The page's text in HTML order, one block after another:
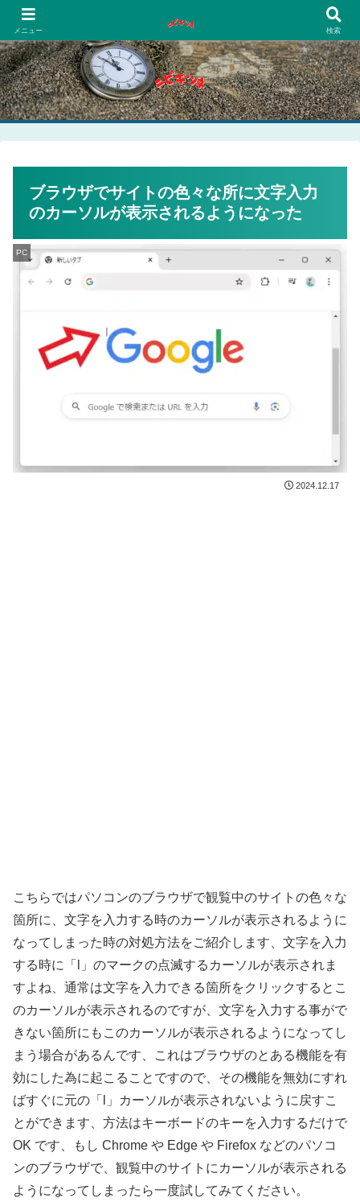
ブラウザでサイトの色々な所に文字入力
のカーソルが表示されるようになった
PC
2024.12.17
こちらではパソコンのブラウザで観覧中のサイトの色々な
箇所に、文字を入力する時のカーソルが表示されるように
なってしまった時の対処方法をご紹介します、文字を入力
する時に「l」のマークの点滅するカーソルが表示されま
すよね、通常は文字を入力できる箇所をクリックするとこ
のカーソルが表示されるのですが、文字を入力する事がで
きない箇所にもこのカーソルが表示されるようになってし
まう場合があるんです、これはブラウザのとある機能を有
効にした為に起こることですので、その機能を無効にすれ
ばすぐに元の「l」カーソルが表示されないように戻すこ
とができます、方法はキーボードのキーを入力するだけで
OK です、もし Chrome や Edge や Firefox などのパソコ
ンのブラウザで、観覧中のサイトにカーソルが表示される
ようになってしまったら一度試してみてください。
メニュー 検索